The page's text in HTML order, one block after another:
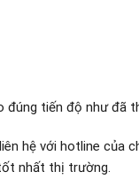
đúng tiến độ như đã
hệ với hotline của
nhất thị trường.